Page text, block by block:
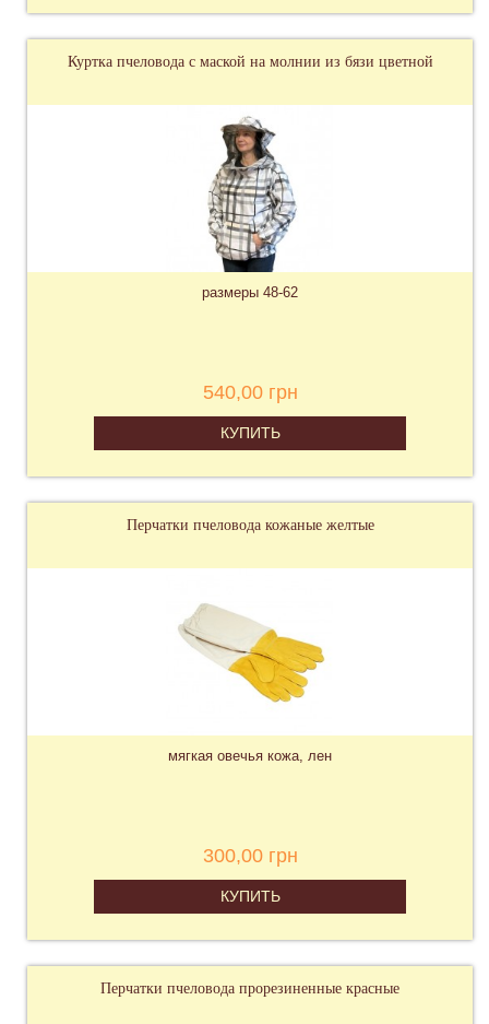
Куртка пчеловода с маской на молнии из бязи цветной
размеры 48-62
540,00 грн
КУПИТЬ
Перчатки пчеловода кожаные желтые
мягкая овечья кожа, лен
300,00 грн
КУПИТЬ
Перчатки пчеловода прорезиненные красные